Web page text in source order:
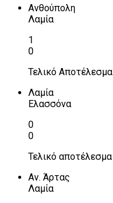
Ανθούπολη
Λαμία
1
0
Τελικό Αποτέλεσμα
Λαμία
Ελασσόνα
0
0
Τελικό αποτέλεσμα
Αν. Άρτας
Λαμία